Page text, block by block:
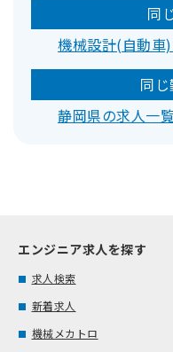
同
機械設計(自動車
同
静岡県の求人一
エンジニア求人を探す
求人検索
新着求人
機械メカトロ